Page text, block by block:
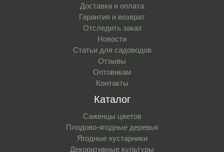
Доставка и оплата
Гарантия и возврат
Отследить заказ
Новости
Статьи для садоводов
Отзывы
Оптовикам
Контакты
Каталог
Саженцы цветов
Плодово-ягодные деревья
Ягодные кустарники
Декоративные культуры